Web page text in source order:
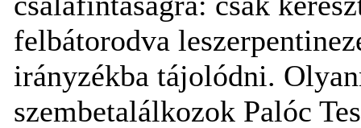
felbátorodva
irányzékba tájolódni.
szembetalálkozok Palóc